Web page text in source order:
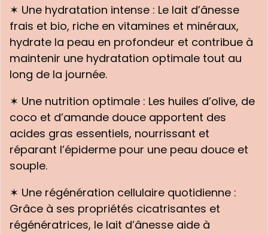
✶ Une hydratation intense : Le lait d’ânesse
frais et bio, riche en vitamines et minéraux,
hydrate la peau en profondeur et contribue à
maintenir une hydratation optimale tout au
long de la journée.
✶ Une nutrition optimale : Les huiles d’olive, de
coco et d’amande douce apportent des
acides gras essentiels, nourrissant et
réparant l’épiderme pour une peau douce et
souple.
✶ Une régénération cellulaire quotidienne :
Grâce à ses propriétés cicatrisantes et
régénératrices, le lait d’ânesse aide à